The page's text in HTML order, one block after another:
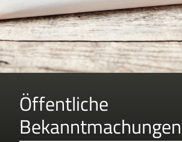
Öffentliche
Bekanntmachungen